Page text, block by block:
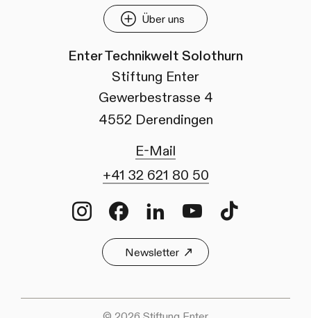
Über uns
Enter Technikwelt Solothurn
Stiftung Enter
Gewerbestrasse 4
4552 Derendingen
E-Mail
+41 32 621 80 50
Newsletter